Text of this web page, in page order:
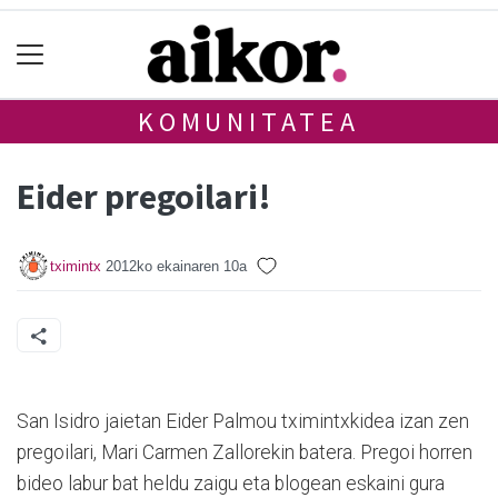
KOMUNITATEA
Eider pregoilari!
tximintx 2012ko ekainaren 10a
San Isidro jaietan Eider Palmou tximintxkidea izan zen
pregoilari, Mari Carmen Zallorekin batera. Pregoi horren
bideo labur bat heldu zaigu eta blogean eskaini gura